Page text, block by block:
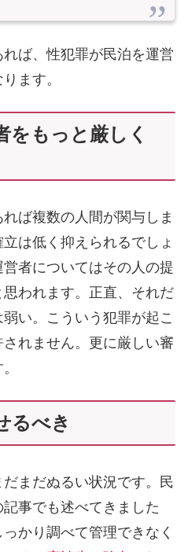
ば、性犯罪が民泊を運営
ます。
をもっと厳しく
ば複数の人間が関与しま
は低く抑えられるでしょ
者についてはその人の提
われます。正直、それだ
い。こういう犯罪が起こ
れません。更に厳しい審
るべき
まだぬるい状況です。民
事でも述べてきました
かり調べて管理できなく